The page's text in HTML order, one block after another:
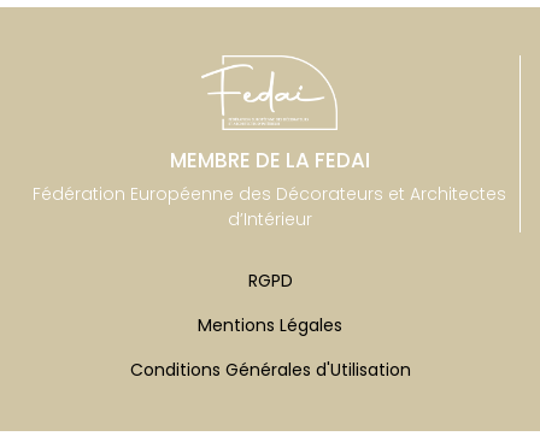
MEMBRE DE LA FEDAI
Fédération Européenne des Décorateurs et Architectes
d’Intérieur
RGPD
Mentions Légales
Conditions Générales d'Utilisation